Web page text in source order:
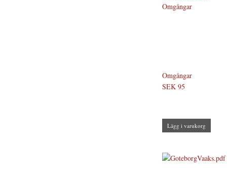
Omgångar
SEK 95
Lägg i varukorg